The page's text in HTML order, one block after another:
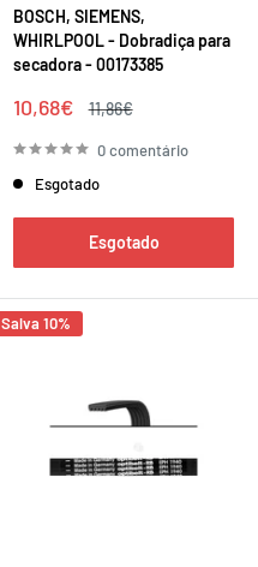
BOSCH, SIEMENS,
WHIRLPOOL - Dobradiça para
secadora - 00173385
Preço
venda
10,68€
Preço
11,86€
0 comentário
Esgotado
Esgotado
Salva 10%